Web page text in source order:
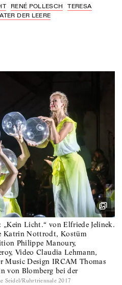
RENÉ POLLESCH
TERESA
DER LEERE
Licht.“ von Elfriede Jelinek.
Katrin Nottrodt, Kostüm
Philippe Manoury,
Video Claudia Lehmann,
Music Design IRCAM Thomas
von Blomberg bei der
Seidel/Ruhrtriennale 2017